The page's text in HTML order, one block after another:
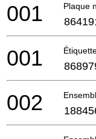
Plaque
001
001
002